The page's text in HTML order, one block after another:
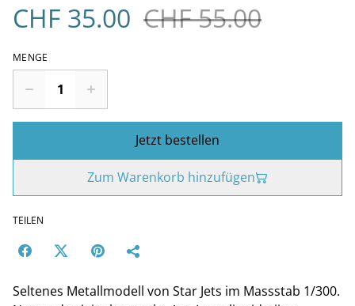
CHF 35.00 CHF 55.00
MENGE
Jetzt bestellen
Zum Warenkorb hinzufügen
TEILEN
Seltenes Metallmodell von Star Jets im Massstab 1/300.